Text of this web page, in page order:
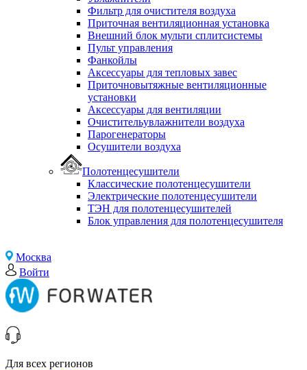
Фильтр для очистителя воздуха
Приточная вентиляционная установка
Внешний блок мульти сплитсистемы
Пульт управления
Фанкойлы
Аксессуары для тепловых завес
Приточновытяжные вентиляционные
установки
Аксессуары для вентиляции
Очистительувлажнители воздуха
Парогенераторы
Осушители воздуха
Полотенцесушители
Классические полотенцесушители
Электрические полотенцесушители
ТЭН для полотенцесушителей
Блок управления для полотенцесушителя
Москва
Войти
Для всех регионов